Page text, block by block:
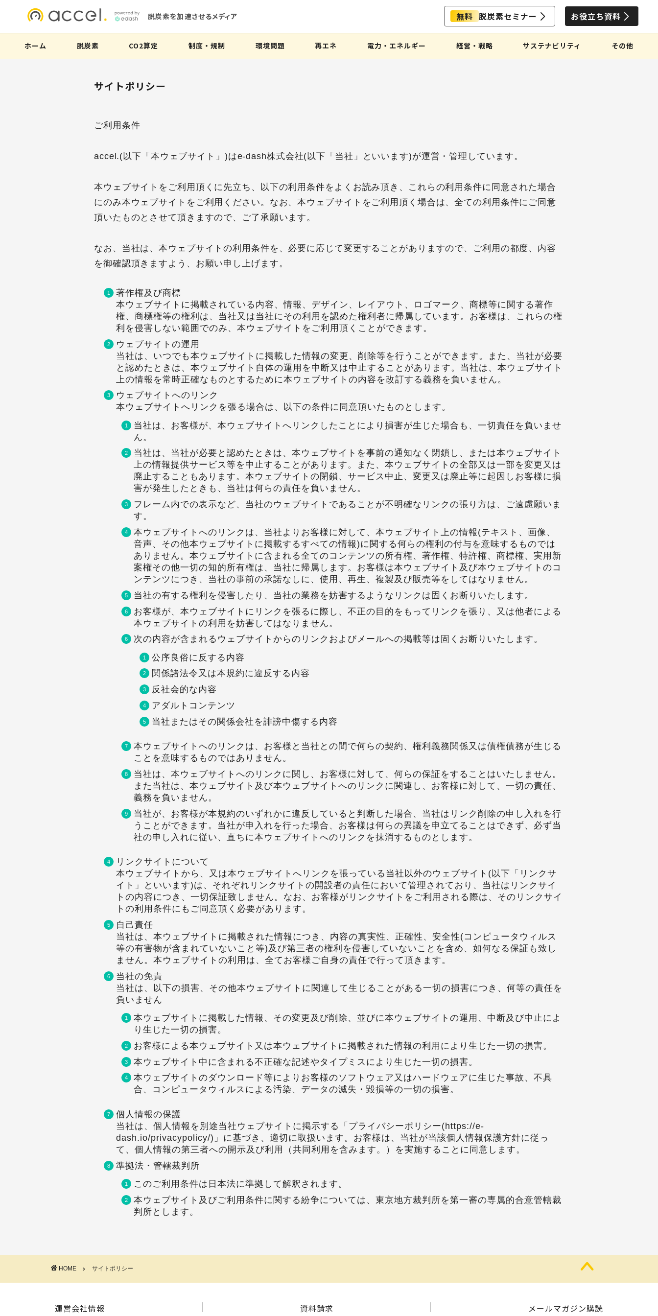
脱炭素を加速させるメディア 無料 脱炭素セミナー お役立ち資料
ホーム 脱炭素 CO2算定 制度・規制 環境問題 再エネ 電力・エネルギー 経営・戦略 サステナビリティ その他
サイトポリシー
ご利用条件
accel.(以下「本ウェブサイト」)はe-dash株式会社(以下「当社」といいます)が運営・管理しています。
本ウェブサイトをご利用頂くに先立ち、以下の利用条件をよくお読み頂き、これらの利用条件に同意された場合
にのみ本ウェブサイトをご利用ください。なお、本ウェブサイトをご利用頂く場合は、全ての利用条件にご同意
頂いたものとさせて頂きますので、ご了承願います。
なお、当社は、本ウェブサイトの利用条件を、必要に応じて変更することがありますので、ご利用の都度、内容
を御確認頂きますよう、お願い申し上げます。
著作権及び商標
本ウェブサイトに掲載されている内容、情報、デザイン、レイアウト、ロゴマーク、商標等に関する著作
権、商標権等の権利は、当社又は当社にその利用を認めた権利者に帰属しています。お客様は、これらの権
利を侵害しない範囲でのみ、本ウェブサイトをご利用頂くことができます。
ウェブサイトの運用
当社は、いつでも本ウェブサイトに掲載した情報の変更、削除等を行うことができます。また、当社が必要
と認めたときは、本ウェブサイト自体の運用を中断又は中止することがあります。当社は、本ウェブサイト
上の情報を常時正確なものとするために本ウェブサイトの内容を改訂する義務を負いません。
ウェブサイトへのリンク
本ウェブサイトへリンクを張る場合は、以下の条件に同意頂いたものとします。
当社は、お客様が、本ウェブサイトへリンクしたことにより損害が生じた場合も、一切責任を負いませ
ん。
当社は、当社が必要と認めたときは、本ウェブサイトを事前の通知なく閉鎖し、または本ウェブサイト
上の情報提供サービス等を中止することがあります。また、本ウェブサイトの全部又は一部を変更又は
廃止することもあります。本ウェブサイトの閉鎖、サービス中止、変更又は廃止等に起因しお客様に損
害が発生したときも、当社は何らの責任を負いません。
フレーム内での表示など、当社のウェブサイトであることが不明確なリンクの張り方は、ご遠慮願いま
す。
本ウェブサイトへのリンクは、当社よりお客様に対して、本ウェブサイト上の情報(テキスト、画像、
音声、その他本ウェブサイトに掲載するすべての情報)に関する何らの権利の付与を意味するものでは
ありません。本ウェブサイトに含まれる全てのコンテンツの所有権、著作権、特許権、商標権、実用新
案権その他一切の知的所有権は、当社に帰属します。お客様は本ウェブサイト及び本ウェブサイトのコ
ンテンツにつき、当社の事前の承諾なしに、使用、再生、複製及び販売等をしてはなりません。
当社の有する権利を侵害したり、当社の業務を妨害するようなリンクは固くお断りいたします。
お客様が、本ウェブサイトにリンクを張るに際し、不正の目的をもってリンクを張り、又は他者による
本ウェブサイトの利用を妨害してはなりません。
次の内容が含まれるウェブサイトからのリンクおよびメールへの掲載等は固くお断りいたします。
公序良俗に反する内容
関係諸法令又は本規約に違反する内容
反社会的な内容
アダルトコンテンツ
当社またはその関係会社を誹謗中傷する内容
本ウェブサイトへのリンクは、お客様と当社との間で何らの契約、権利義務関係又は債権債務が生じる
ことを意味するものではありません。
当社は、本ウェブサイトへのリンクに関し、お客様に対して、何らの保証をすることはいたしません。
また当社は、本ウェブサイト及び本ウェブサイトへのリンクに関連し、お客様に対して、一切の責任、
義務を負いません。
当社が、お客様が本規約のいずれかに違反していると判断した場合、当社はリンク削除の申し入れを行
うことができます。当社が申入れを行った場合、お客様は何らの異議を申立てることはできず、必ず当
社の申し入れに従い、直ちに本ウェブサイトへのリンクを抹消するものとします。
リンクサイトについて
本ウェブサイトから、又は本ウェブサイトへリンクを張っている当社以外のウェブサイト(以下「リンクサ
イト」といいます)は、それぞれリンクサイトの開設者の責任において管理されており、当社はリンクサイ
トの内容につき、一切保証致しません。なお、お客様がリンクサイトをご利用される際は、そのリンクサイ
トの利用条件にもご同意頂く必要があります。
自己責任
当社は、本ウェブサイトに掲載された情報につき、内容の真実性、正確性、安全性(コンピュータウィルス
等の有害物が含まれていないこと等)及び第三者の権利を侵害していないことを含め、如何なる保証も致し
ません。本ウェブサイトの利用は、全てお客様ご自身の責任で行って頂きます。
当社の免責
当社は、以下の損害、その他本ウェブサイトに関連して生じることがある一切の損害につき、何等の責任を
負いません
本ウェブサイトに掲載した情報、その変更及び削除、並びに本ウェブサイトの運用、中断及び中止によ
り生じた一切の損害。
お客様による本ウェブサイト又は本ウェブサイトに掲載された情報の利用により生じた一切の損害。
本ウェブサイト中に含まれる不正確な記述やタイプミスにより生じた一切の損害。
本ウェブサイトのダウンロード等によりお客様のソフトウェア又はハードウェアに生じた事故、不具
合、コンピュータウィルスによる汚染、データの滅失・毀損等の一切の損害。
個人情報の保護
当社は、個人情報を別途当社ウェブサイトに掲示する「プライバシーポリシー(https://e-
dash.io/privacypolicy/)」に基づき、適切に取扱います。お客様は、当社が当該個人情報保護方針に従っ
て、個人情報の第三者への開示及び利用（共同利用を含みます。）を実施することに同意します。
準拠法・管轄裁判所
このご利用条件は日本法に準拠して解釈されます。
本ウェブサイト及びご利用条件に関する紛争については、東京地方裁判所を第一審の専属的合意管轄裁
判所とします。
HOME サイトポリシー
運営会社情報 資料請求 メールマガジン購読